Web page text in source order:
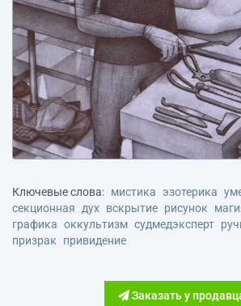
Ключевые слова: мистика эзотерика
секционная
дух вскрытие рисунок
графика оккультизм судмедэксперт
призрак
привидение
Заказать у